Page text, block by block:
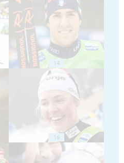
14
16